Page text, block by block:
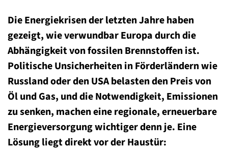
Die Energiekrisen der letzten Jahre haben
gezeigt, wie verwundbar Europa durch die
Abhängigkeit von fossilen Brennstoffen ist.
Politische Unsicherheiten in Förderländern wie
Russland oder den USA belasten den Preis von
Öl und Gas, und die Notwendigkeit, Emissionen
zu senken, machen eine regionale, erneuerbare
Energieversorgung wichtiger denn je. Eine
Lösung liegt direkt vor der Haustür: